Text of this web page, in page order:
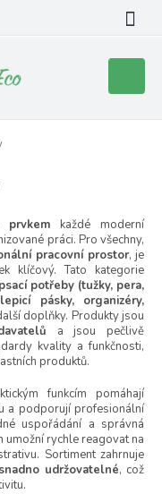
košík
prvkemkaždé moderní
práci. Pro všechny,
pracovní prostor, je
klíčový. Tato kategorie
psací potřeby (tužky, pera,
pásky, organizéry,
doplňky. Produkty jsou
a jsou pečlivě
kvality a funkčnosti,
produktů.
funkcím pomáhají
a podporují profesionální
uspořádání a správná
umožní rychle reagovat na
Sortiment zahrnuje
snadno udržovatelné, což